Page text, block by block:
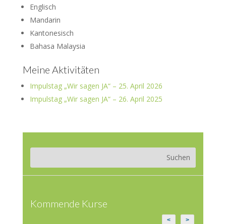
Englisch
Mandarin
Kantonesisch
Bahasa Malaysia
Meine Aktivitäten
Impulstag „Wir sagen JA“ – 25. April 2026
Impulstag „Wir sagen JA“ – 26. April 2025
Kommende Kurse
< >